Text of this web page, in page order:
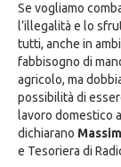
Se vogliamo
l’illegalità e lo
tutti, anche in
fabbisogno di
agricolo, ma
possibilità di
lavoro domestico
dichiarano
e Tesoriera di